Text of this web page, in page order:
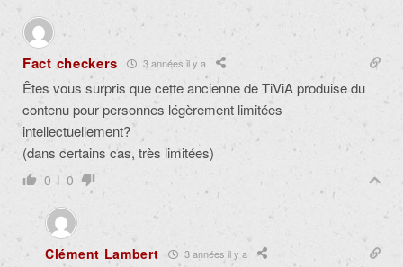
Fact checkers 3 années il y a
Êtes vous surpris que cette ancienne de TiViA produise du
contenu pour personnes légèrement limitées
intellectuellement?
(dans certains cas, très limitées)
0 0
Clément Lambert 3 années il y a